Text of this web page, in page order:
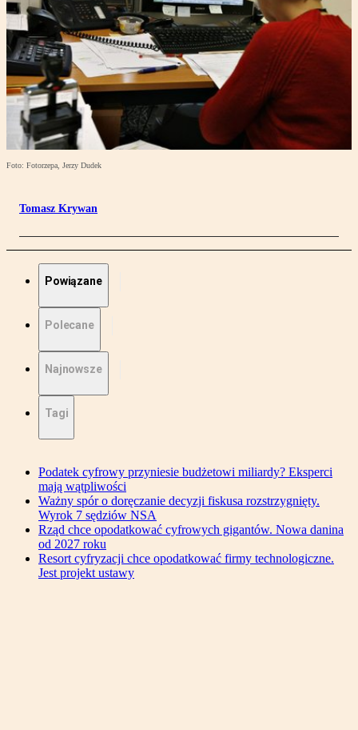
Foto: Fotorzepa, Jerzy Dudek
Tomasz Krywan
Powiązane
Polecane
Najnowsze
Tagi
Podatek cyfrowy przyniesie budżetowi miliardy? Eksperci
mają wątpliwości
Ważny spór o doręczanie decyzji fiskusa rozstrzygnięty.
Wyrok 7 sędziów NSA
Rząd chce opodatkować cyfrowych gigantów. Nowa danina
od 2027 roku
Resort cyfryzacji chce opodatkować firmy technologiczne.
Jest projekt ustawy